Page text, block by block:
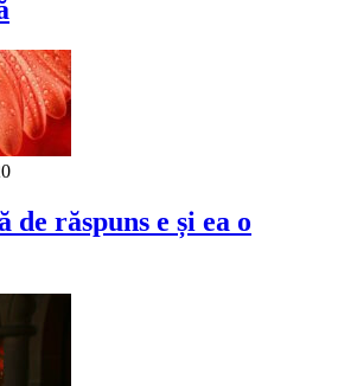
răspuns e și ea o